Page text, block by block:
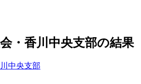
・香川中央支部の結果
中央支部